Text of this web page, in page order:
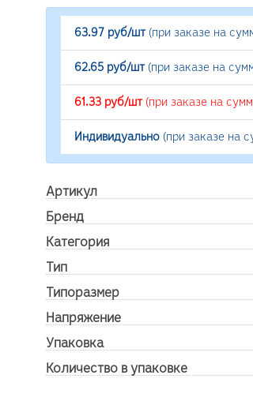
63.97 руб/шт(при заказе на
62.65 руб/шт(при заказе на
61.33 руб/шт(при заказе на
Индивидуально (при заказе на
Артикул
Бренд
Категория
Тип
Типоразмер
Напряжение
Упаковка
Количество в упаковке